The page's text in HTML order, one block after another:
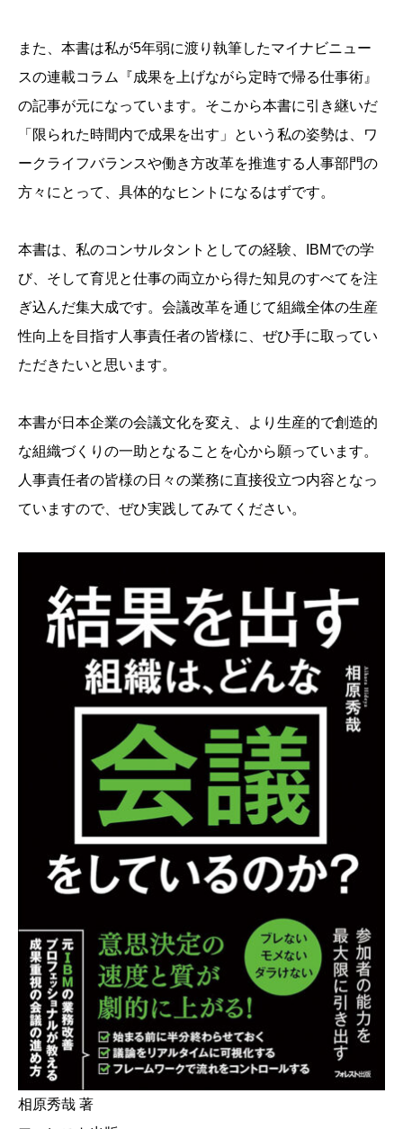
また、本書は私が5年弱に渡り執筆したマイナビニュー
スの連載コラム『成果を上げながら定時で帰る仕事術』
の記事が元になっています。そこから本書に引き継いだ
「限られた時間内で成果を出す」という私の姿勢は、ワ
ークライフバランスや働き方改革を推進する人事部門の
方々にとって、具体的なヒントになるはずです。
本書は、私のコンサルタントとしての経験、IBMでの学
び、そして育児と仕事の両立から得た知見のすべてを注
ぎ込んだ集大成です。会議改革を通じて組織全体の生産
性向上を目指す人事責任者の皆様に、ぜひ手に取ってい
ただきたいと思います。
本書が日本企業の会議文化を変え、より生産的で創造的
な組織づくりの一助となることを心から願っています。
人事責任者の皆様の日々の業務に直接役立つ内容となっ
ていますので、ぜひ実践してみてください。
相原秀哉 著